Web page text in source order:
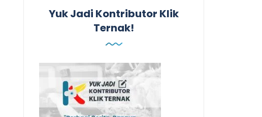
Yuk Jadi Kontributor Klik
Ternak!